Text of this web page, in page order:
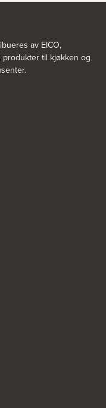
av EICO,
til kjøkken og